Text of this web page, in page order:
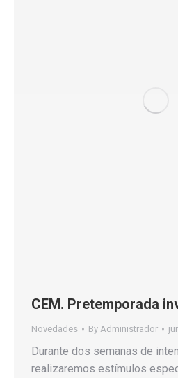
CEM. Pretemporada
Novedades By Administrador
Durante dos semanas de
realizaremos estímulos